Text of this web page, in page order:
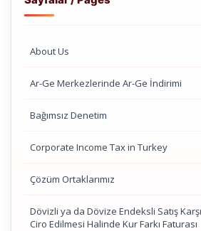
About Us
Ar-Ge Merkezlerinde Ar-Ge İndirimi
Bağımsız Denetim
Corporate Income Tax in Turkey
Çözüm Ortaklarımız
Dövizli ya da Dövize Endeksli Satış
Ciro Edilmesi Halinde Kur Farkı Faturası